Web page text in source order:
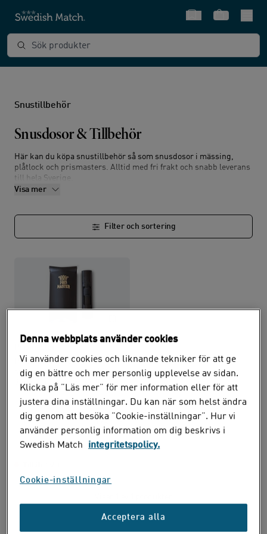
SnabbvalVarukorg
Sök produkter
Snustillbehör
Snusdosor & Tillbehör
Här kan du köpa snustillbehör så som snusdosor i mässing,
plåtlock och prismasters. Alltid med fri frakt och snabb leverans
till hela Sverige.
Visa mer
Filter och sortering
Prismaster är en
snusportionerare som hjälper
dig att lättare göra prillor av
lössnus. Prismastern används
genom att man stoppar ner den
i snuset, drar tillbaka och
sedan för in den direkt under
läppen eller lägger ut den i
handen och formar om den
1 st 19 kr
Bevaka
Denna webbplats använder cookies
Vi använder cookies och liknande tekniker för att ge
dig en bättre och mer personlig upplevelse av sidan.
Klicka på ”Läs mer” för mer information eller för att
justera dina inställningar. Du kan när som helst ändra
dig genom att besöka ”Cookie-inställningar”. Hur vi
använder personlig information om dig beskrivs i
Swedish Match
integritetspolicy.
Cookie-inställningar
Acceptera alla